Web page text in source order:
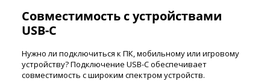
Совместимость с устройствами
USB-C
Нужно ли подключиться к ПК, мобильному или игровому
устройству? Подключение USB-C обеспечивает
совместимость с широким спектром устройств.